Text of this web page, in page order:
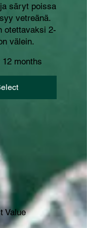
säryt poissa
vetreänä.
otettavaksi 2-
välein.
12 months
Value